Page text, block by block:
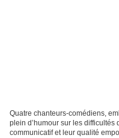
Quatre chanteurs-comédiens,
plein d’humour sur les difficultés
communicatif et leur qualité